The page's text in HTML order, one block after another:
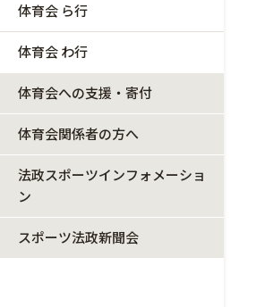
体育会 ら行
体育会 わ行
体育会への支援・寄付
体育会関係者の方へ
法政スポーツインフォメーショ
ン
スポーツ法政新聞会